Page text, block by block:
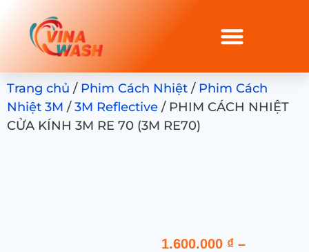
Trang chủ / Phim Cách Nhiệt / Phim Cách
Nhiệt 3M /3M Reflective / PHIM CÁCH NHIỆT
CỬA KÍNH 3M RE 70 (3M RE70)
1.600.000 ₫ –